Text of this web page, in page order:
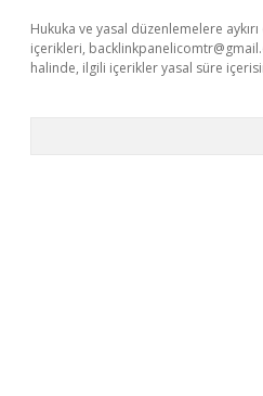
Hukuka ve yasal düzenlemelere
içerikleri,
halinde, ilgili içerikler yasal süre